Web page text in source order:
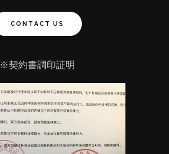
CONTACT US
※契約書調印証明